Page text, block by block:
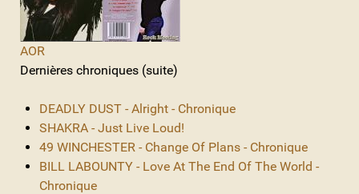
AOR
Dernières chroniques (suite)
DEADLY DUST - Alright - Chronique
SHAKRA - Just Live Loud!
49 WINCHESTER - Change Of Plans - Chronique
BILL LABOUNTY - Love At The End Of The World -
Chronique